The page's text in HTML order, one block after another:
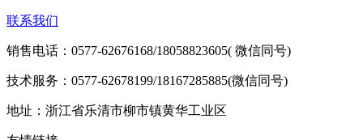
联系我们
销售电话：0577-62676168/18058823605( 微信同号)
技术服务：0577-62678199/18167285885(微信同号)
地址：浙江省乐清市柳市镇黄华工业区